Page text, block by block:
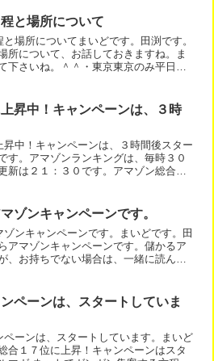
と場所について
場所についてまいどです。田渕です。
所について、お話しておきますね。ま
下さいね。＾＾・東京東京のみ平日開
昇中！キャンペーンは、３時
中！キャンペーンは、３時間後スター
す。アマゾンランキングは、毎時３０
新は２１：３０です。アマゾン総合３
ゾンキャンペーンです。
ンキャンペーンです。まいどです。田
アマゾンキャンペーンです。儲かるア
、お持ちでない場合は、一緒に読んで
ペーンは、スタートしていま
ーンは、スタートしています。まいど
合１７位に上昇！キャンペーンはスタ